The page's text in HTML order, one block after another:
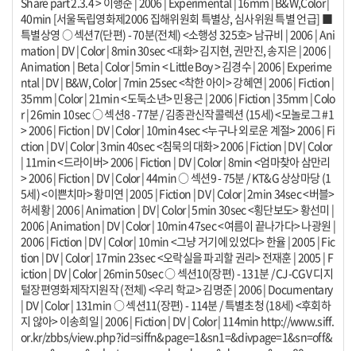
40min [서울독립영화제2006 집해위원회 특별상, 심사위원 특별 언급] ■
특별상영 ○ 섹션7(단편) - 70분(전체) <소행성 325호> 남규비 | 2006 | Ani
mation | DV | Color | 8min 30sec <대화> 김지현, 권만진, 송지은 | 2006 |
Animation | Beta | Color | 5min < Little Boy > 김경수 | 2006 | Experime
ntal | DV | B&W, Color | 7min 25sec <착한 아이> 강혜연 | 2006 | Fiction |
35mm | Color | 21min <도둑소년> 민용근 | 2006 | Fiction | 35mm | Colo
r | 26min 10sec ○ 섹션8 - 77분 / 김종관신작콜렉션 (15세) <모놀로그 #1
> 2006 | Fiction | DV | Color | 10min 4sec <누구나 외로운 계절> 2006 | Fi
ction | DV | Color | 3min 40sec <침묵의 대화> 2006 | Fiction | DV | Color
| 11min <드라이버> 2006 | Fiction | DV | Color | 8min <엄마찾아 삼만리
> 2006 | Fiction | DV | Color | 44min ○ 섹션9 - 75분 / KT&G 상상마당 (1
5세) <이쁜치마> 황미연 | 2005 | Fiction | DV | Color | 2min 34sec <버블>
허세황 | 2006 | Animation | DV | Color | 5min 30sec <횡단보도> 황선미 |
2006 | Animation | DV | Color | 10min 47sec <여름이 끝나가다> 나광원 |
2006 | Fiction | DV | Color | 10min <그냥 거기에 있었다> 한율 | 2005 | Fic
tion | DV | Color | 17min 23sec <오락실을 파괴할 권리> 전재훈 | 2005 | F
iction | DV | Color | 26min 50sec ○ 섹션10(장편) - 131분 / CJ-CGV 디지
털장편영화제작지원작 (전체) <우리 학교> 김명준 | 2006 | Documentary
| DV | Color | 131min ○ 섹션11(장편) - 114분 / 특별초청 (18세) <후회하
지 않아> 이송희일 | 2006 | Fiction | DV | Color | 114min http://www.siff.
or.kr/zbbs/view.php?id=siffn&page=1&sn1=&divpage=1&sn=off&